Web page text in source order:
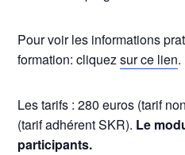
Pour voir les informations
formation: cliquezsur ce lien.
Les tarifs : 280 euros (tarif
(tarif adhérent SKR). Le
participants.